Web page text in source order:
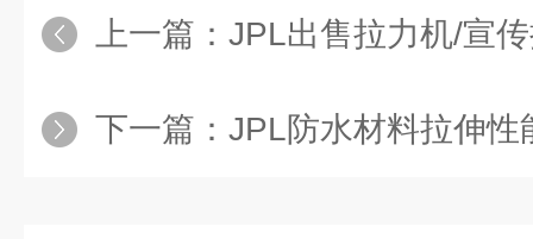
上一篇： JPL出售拉力机/宣传拉力试
下一篇： JPL防水材料拉伸性能试验